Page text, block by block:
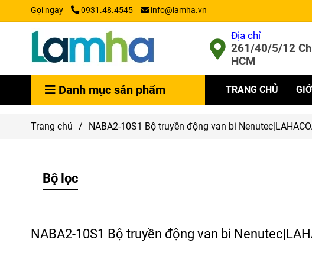
Gọi ngay 0931.48.4545 info@lamha.vn
Địa chỉ
261/40/5/12
HCM
Danh mục sản phẩm TRANG CHỦ
Trang chủ / NABA2-10S1 Bộ truyền động van bi
Bộ lọc
NABA2-10S1 Bộ truyền động van bi